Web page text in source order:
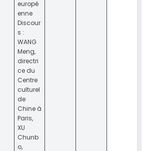
europé
enne
Discour
s :
WANG
Meng,
directri
ce du
Centre
culturel
de
Chine à
Paris,
XU
Chunb
o,